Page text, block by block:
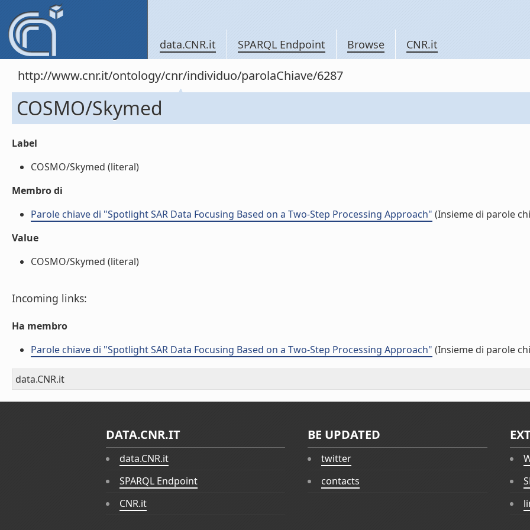
data.CNR.it SPARQL Endpoint Browse CNR.it
http://www.cnr.it/ontology/cnr/individuo/parolaChiave/6287
COSMO/Skymed
Label
COSMO/Skymed (literal)
Membro di
Parole chiave di "Spotlight SAR Data Focusing Based on a Two-Step Processing Approach" (Insieme di parole
Value
COSMO/Skymed (literal)
Incoming links:
Ha membro
Parole chiave di "Spotlight SAR Data Focusing Based on a Two-Step Processing Approach" (Insieme di parole
data.CNR.it
DATA.CNR.IT
data.CNR.it
SPARQL Endpoint
CNR.it
BE UPDATED
twitter
contacts